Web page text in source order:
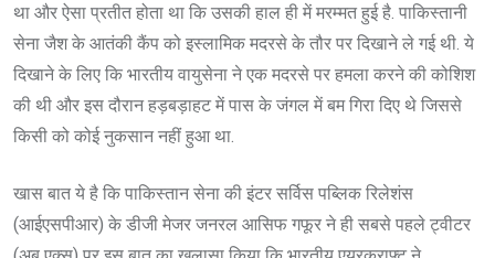
था और ऐसा प्रतीत होता था कि उसकी हाल ही में मरम्मत हुई है. पाकिस्तानी
सेना जैश के आतंकी कैंप को इस्लामिक मदरसे के तौर पर दिखाने ले गई थी. ये
दिखाने के लिए कि भारतीय वायुसेना ने एक मदरसे पर हमला करने की कोशिश
की थी और इस दौरान हड़बड़ाहट में पास के जंगल में बम गिरा दिए थे जिससे
किसी को कोई नुकसान नहीं हुआ था.
खास बात ये है कि पाकिस्तान सेना की इंटर सर्विस पब्लिक रिलेशंस
(आईएसपीआर) के डीजी मेजर जनरल आसिफ गफूर ने ही सबसे पहले ट्वीटर